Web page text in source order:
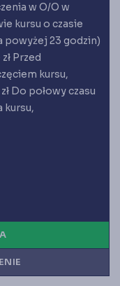
w O/O w
kursu o czasie
powyżej 23 godzin)
zł Przed
kursu,
Do połowy czasu
kursu,